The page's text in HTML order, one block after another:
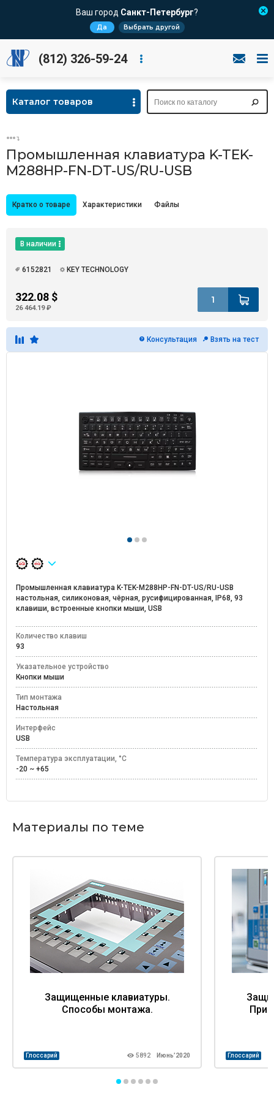
Ваш город Санкт-Петербург?
Да Выбрать другой
(812) 326-59-24
Каталог товаров
Промышленная клавиатура K-TEK-
M288HP-FN-DT-US/RU-USB
Кратко о товаре Характеристики Файлы
В наличии
6152821 KEY TECHNOLOGY
322.08 $
26 464.19 ₽
Консультация Взять на тест
Промышленная клавиатура K-TEK-M288HP-FN-DT-US/RU-USB
настольная, силиконовая, чёрная, русифицированная, IP68, 93
клавиши, встроенные кнопки мыши, USB
Количество клавиш
93
Указательное устройство
Кнопки мыши
Тип монтажа
Настольная
Интерфейс
USB
Температура эксплуатации, °C
-20 ~ +65
Материалы по теме
Защищенные клавиатуры.
Способы монтажа.
Глоссарий 5892 Июнь’2020 Глоссарий